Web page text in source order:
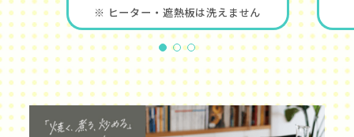
※ ヒーター・遮熱板は洗えません